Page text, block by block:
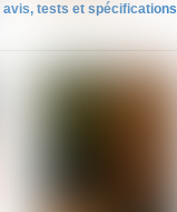
avis, tests et spécifications